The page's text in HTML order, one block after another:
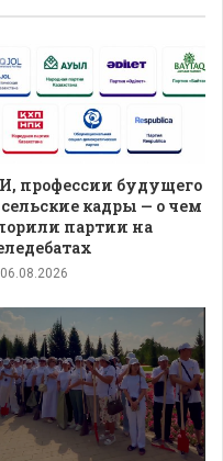
профессии будущего
кадры — о чем
партии на
06.08.2026